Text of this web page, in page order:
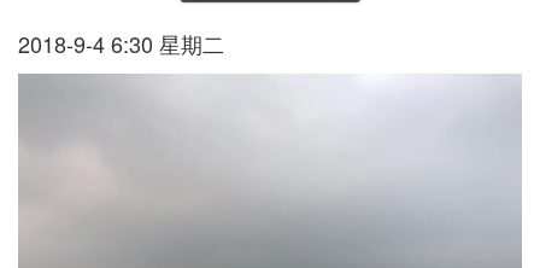
2018-9-4 6:30 星期二